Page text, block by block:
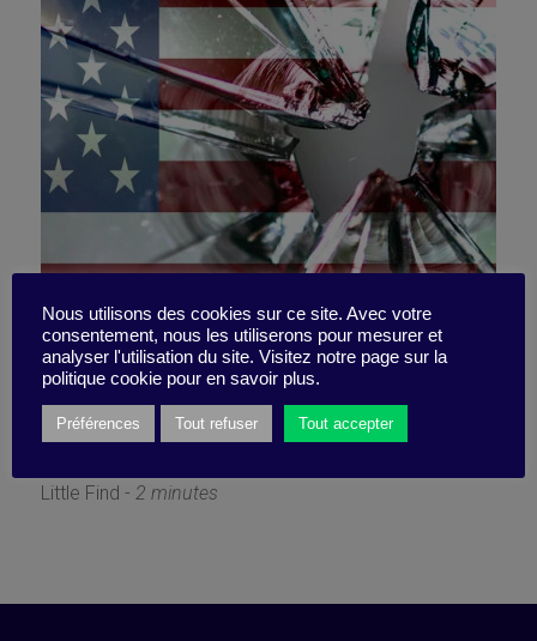
Where Does the Anger
Come From?
Little Find - 2 minutes
Nous utilisons des cookies sur ce site. Avec votre
consentement, nous les utiliserons pour mesurer et
analyser l'utilisation du site. Visitez notre page sur la
politique cookie pour en savoir plus.
Préférences Tout refuser Tout accepter